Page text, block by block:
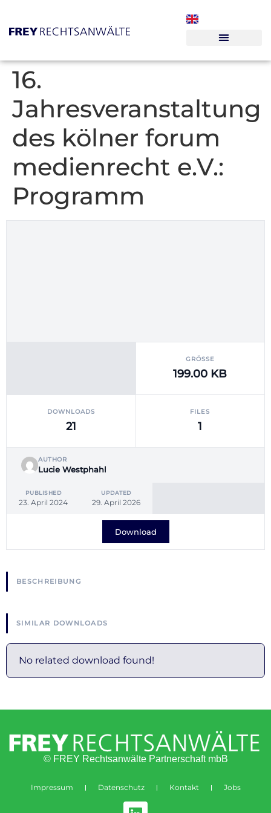
16.
Jahresveranstaltung
des kölner forum
medienrecht e.V.:
Programm
GRÖSSE
199.00 KB
DOWNLOADS
21
FILES
1
AUTHOR
Lucie Westphahl
PUBLISHED
23. April 2024
UPDATED
29. April 2026
Download
BESCHREIBUNG
SIMILAR DOWNLOADS
No related download found!
© FREY Rechtsanwälte Partnerschaft mbB
Impressum Datenschutz Kontakt Jobs